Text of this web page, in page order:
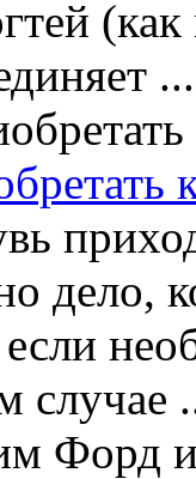
...
дело,
случае